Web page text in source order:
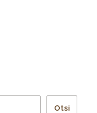
Otsi